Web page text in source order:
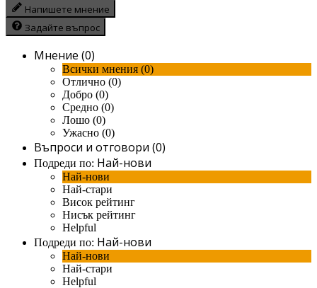
Напишете мнение
Задайте въпрос
Мнение (0)
Всички мнения (0)
Отлично (0)
Добро (0)
Средно (0)
Лошо (0)
Ужасно (0)
Въпроси и отговори (0)
Подреди по: Най-нови
Най-нови
Най-стари
Висок рейтинг
Нисък рейтинг
Helpful
Подреди по: Най-нови
Най-нови
Най-стари
Helpful